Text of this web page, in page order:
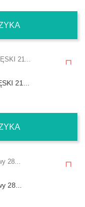
21...
28...